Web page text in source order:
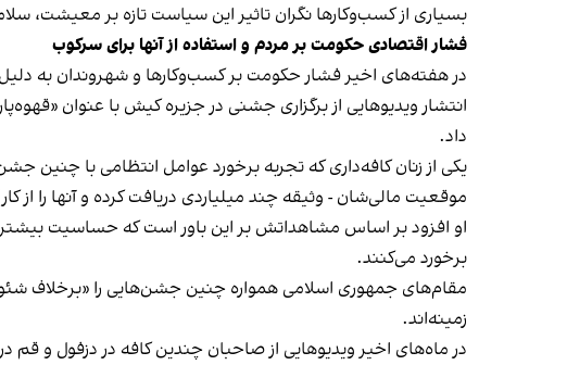
بسیاری از کسب‌وکارها نگران تاثیر این سیاست‌ تازه بر معیشت،
فشار اقتصادی حکومت بر مردم و استفاده از آنها برای سرکوب
در هفته‌های اخیر فشار حکومت بر کسب‌وکارها و شهروندان به
انتشار ویدیوهایی از برگزاری جشنی در جزیره کیش با عنوان «
داد.
یکی از زنان کافه‌داری که تجربه برخورد عوامل انتظامی با چنین
موقعیت مالی‌شان - وثیقه چند میلیاردی دریافت کرده و آنها را از
او افزود بر اساس مشاهداتش بر این باور است که حساسیت
برخورد می‌کنند.
مقام‌های جمهوری اسلامی همواره چنین جشن‌هایی را «برخلاف
زمینه‌اند.
در ماه‌های اخیر ویدیوهایی از صاحبان چندین کافه در دزفول و